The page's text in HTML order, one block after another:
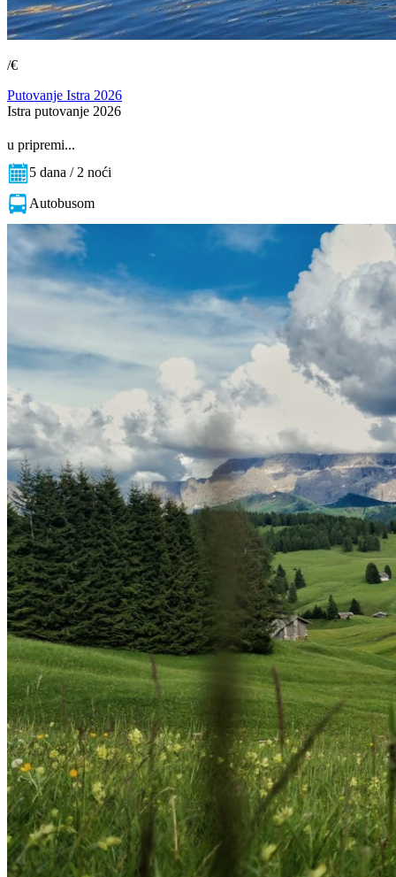
/€
Putovanje Istra 2026
Istra putovanje 2026
u pripremi...
5 dana / 2 noći
Autobusom